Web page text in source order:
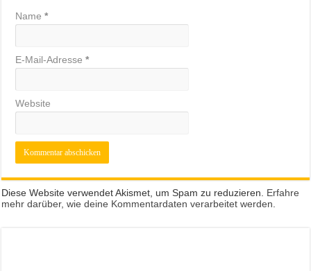
Name*
E-Mail-Adresse*
Website
Diese Website verwendet Akismet, um Spam zu reduzieren. Erfahre
mehr darüber, wie deine Kommentardaten verarbeitet werden.